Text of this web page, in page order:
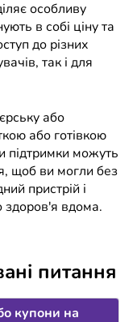
особливу
в собі ціну та
до різних
так і для
або
або готівкою
підтримки можуть
щоб ви могли без
пристрій і
здоров'я вдома.
питання
купони на